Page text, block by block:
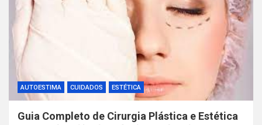
AUTOESTIMA CUIDADOS ESTÉTICA
Guia Completo de Cirurgia Plástica e Estética